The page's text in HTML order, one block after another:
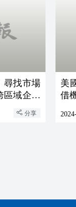
尋找市場
區域企業
分享
美
借